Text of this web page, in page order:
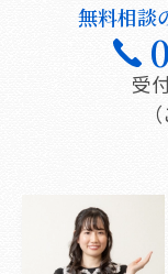
無料相談
受